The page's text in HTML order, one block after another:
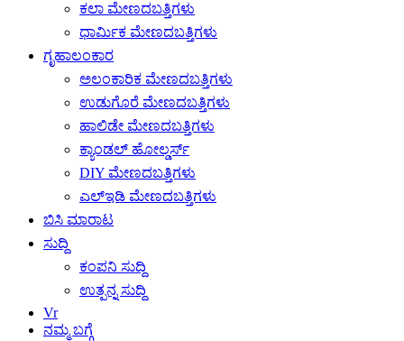
ಕಲಾ ಮೇಣದಬತ್ತಿಗಳು
ಧಾರ್ಮಿಕ ಮೇಣದಬತ್ತಿಗಳು
ಗೃಹಾಲಂಕಾರ
ಅಲಂಕಾರಿಕ ಮೇಣದಬತ್ತಿಗಳು
ಉಡುಗೊರೆ ಮೇಣದಬತ್ತಿಗಳು
ಹಾಲಿಡೇ ಮೇಣದಬತ್ತಿಗಳು
ಕ್ಯಾಂಡಲ್ ಹೋಲ್ಡರ್ಸ್
DIY ಮೇಣದಬತ್ತಿಗಳು
ಎಲ್ಇಡಿ ಮೇಣದಬತ್ತಿಗಳು
ಬಿಸಿ ಮಾರಾಟ
ಸುದ್ದಿ
ಕಂಪನಿ ಸುದ್ದಿ
ಉತ್ಪನ್ನ ಸುದ್ದಿ
Vr
ನಮ್ಮ ಬಗ್ಗೆ